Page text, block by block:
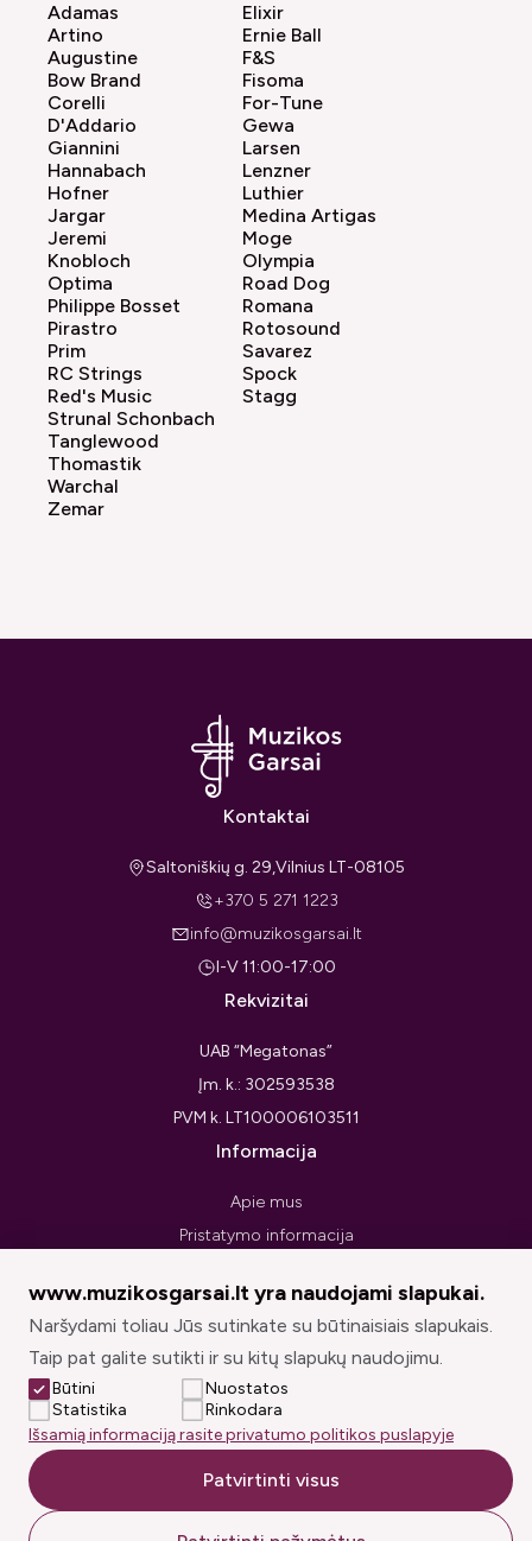
Adamas
Artino
Augustine
Bow Brand
Corelli
D'Addario
Elixir
Ernie Ball
F&S
Fisoma
For-Tune
Gewa
Giannini
Hannabach
Hofner
Jargar
Jeremi
Knobloch
Larsen
Lenzner
Luthier
Medina Artigas
Moge
Olympia
Optima
Philippe Bosset
Pirastro
Prim
RC Strings
Red's Music
Road Dog
Romana
Rotosound
Savarez
Spock
Stagg
Strunal Schonbach
Tanglewood
Thomastik
Warchal
Zemar
Kontaktai
Saltoniškių g. 29,Vilnius LT-08105
+370 5 271 1223
info@muzikosgarsai.lt
I-V 11:00-17:00
Rekvizitai
UAB “Megatonas”
Įm. k.: 302593538
PVM k. LT100006103511
Informacija
Apie mus
Pristatymo informacija
Pirkimo taisyklės ir sąlygos
Prekių grąžinimo forma
Sekite mus
© muzikosgarsai.lt 2026. Visos teisės saugomos.
www.muzikosgarsai.lt yra naudojami slapukai.
Naršydami toliau Jūs sutinkate su būtinaisiais slapukais.
Taip pat galite sutikti ir su kitų slapukų naudojimu.
Būtini
Nuostatos
Statistika
Rinkodara
Išsamią informaciją rasite privatumo politikos puslapyje
Patvirtinti visus